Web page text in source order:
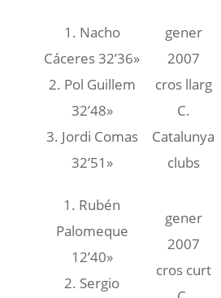
1. Nacho
Cáceres 32’36»
2. Pol Guillem
32’48»
3. Jordi Comas
32’51»
gener
2007
cros llarg
C.
Catalunya
clubs
1. Rubén
Palomeque
12’40»
2. Sergio
gener
2007
cros curt